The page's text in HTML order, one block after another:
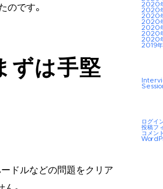
のです。
ずは手堅
ドルなどの問題をクリア
2020
2020
2020
2020
2020
2020
2020
2019年
ログイ
投稿フ
コメン